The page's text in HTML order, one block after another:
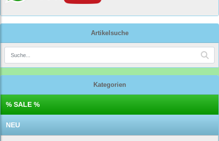
Artikelsuche
Kategorien
% SALE %
NEU